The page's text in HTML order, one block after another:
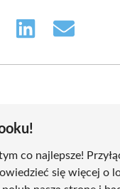
Share
Share
co najlepsze!
się więcej o